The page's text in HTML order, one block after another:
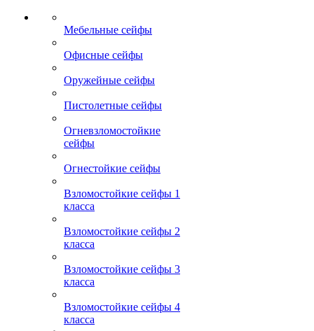
Мебельные сейфы
Офисные сейфы
Оружейные сейфы
Пистолетные сейфы
Огневзломостойкие
сейфы
Огнестойкие сейфы
Взломостойкие сейфы 1
класса
Взломостойкие сейфы 2
класса
Взломостойкие сейфы 3
класса
Взломостойкие сейфы 4
класса